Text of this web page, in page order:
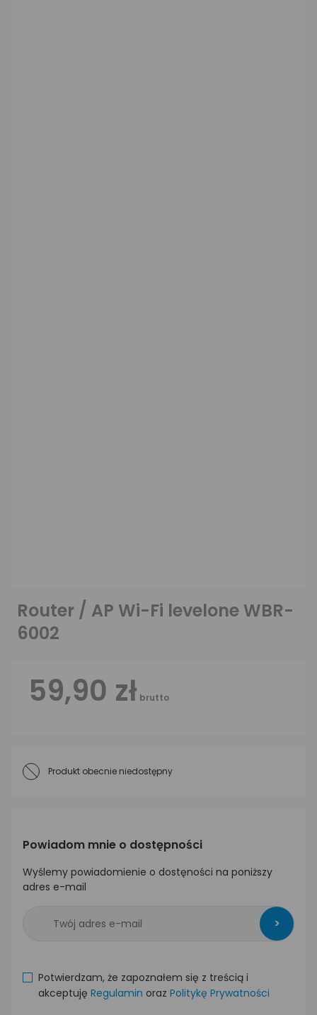
Router / AP Wi-Fi levelone WBR-
6002
59,90 zł brutto
Produkt obecnie niedostępny
Powiadom mnie o dostępności
Wyślemy powiadomienie o dostęności na poniższy
adres e-mail
>
Potwierdzam, że zapoznałem się z treścią i
akceptuję Regulamin oraz Politykę Prywatności